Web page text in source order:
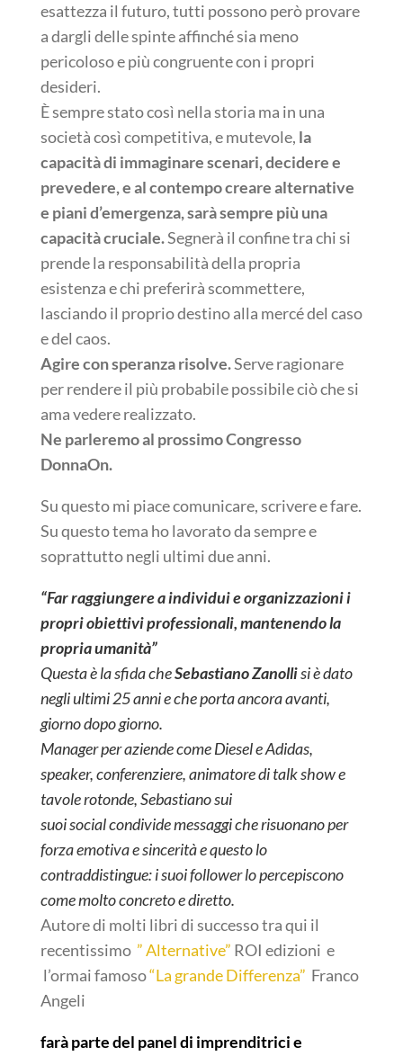
esattezza il futuro, tutti possono però provare
a dargli delle spinte affinché sia meno
pericoloso e più congruente con i propri
desideri.
È sempre stato così nella storia ma in una
società così competitiva, e mutevole, la
capacità di immaginare scenari, decidere e
prevedere, e al contempo creare alternative
e piani d’emergenza, sarà sempre più una
capacità cruciale.Segnerà il confine tra chi si
prende la responsabilità della propria
esistenza e chi preferirà scommettere,
lasciando il proprio destino alla mercé del caso
e del caos.
Agire con speranza risolve.Serve ragionare
per rendere il più probabile possibile ciò che si
ama vedere realizzato.
Ne parleremo al prossimo Congresso
DonnaOn.
Su questo mi piace comunicare, scrivere e fare.
Su questo tema ho lavorato da sempre e
soprattutto negli ultimi due anni.
“Far raggiungere a individui e organizzazioni i
propri obiettivi professionali, mantenendo la
propria umanità”
Questa è la sfida cheSebastiano Zanollisi è dato
negli ultimi 25 anni e che porta ancora avanti,
giorno dopo giorno.
Manager per aziende come Diesel e Adidas,
speaker, conferenziere, animatore di talk show e
tavole rotonde, Sebastiano sui
suoi social condivide messaggi che risuonano per
forza emotiva e sincerità e questo lo
contraddistingue: i suoi follower lo percepiscono
come molto concreto e diretto.
Autore di molti libri di successo tra qui il
recentissimo ” Alternative” ROI edizioni e
l’ormai famoso“La grande Differenza” Franco
Angeli
farà parte del panel di imprenditrici e